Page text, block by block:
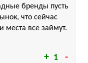
1
бренды пусть
что сейчас
места все займут.